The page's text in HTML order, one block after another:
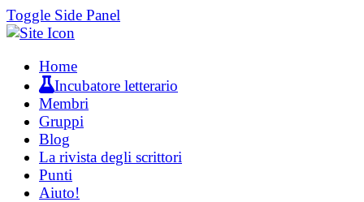
Toggle Side Panel
Home
Incubatore letterario
Membri
Gruppi
Blog
La rivista degli scrittori
Punti
Aiuto!